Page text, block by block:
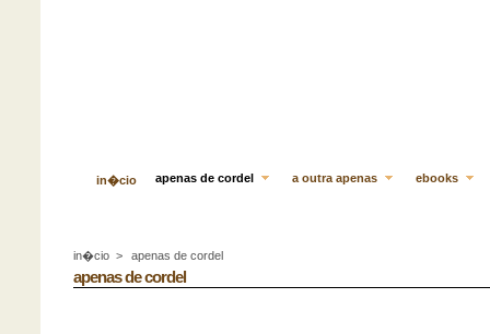
in�cio apenas de cordel a outra apenas ebooks
in�cio > apenas de cordel
apenas de cordel